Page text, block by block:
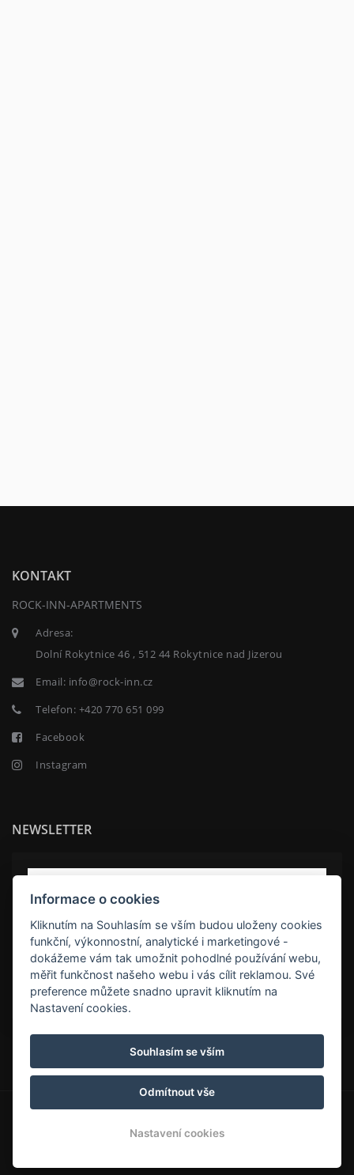
KONTAKT
ROCK-INN-APARTMENTS
Adresa:
Dolní Rokytnice 46 , 512 44 Rokytnice nad Jizerou
Email: info@rock-inn.cz
Telefon: +420 770 651 099
Facebook
Instagram
NEWSLETTER
ODEBÍRAT
Informace o cookies
Kliknutím na Souhlasím se vším budou uloženy cookies
funkční, výkonnostní, analytické i marketingové -
dokážeme vám tak umožnit pohodlné používání webu,
měřit funkčnost našeho webu i vás cílit reklamou. Své
preference můžete snadno upravit kliknutím na
Nastavení cookies.
Souhlasím se vším
Odmítnout vše
Nastavení cookies